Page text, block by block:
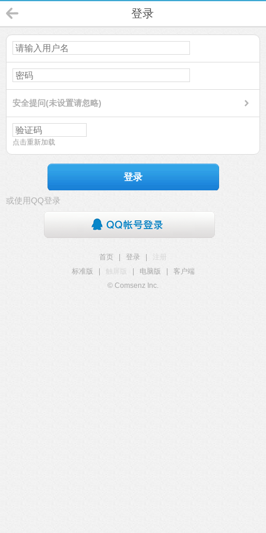
登录
安全提问(未设置请忽略)
点击重新加载
登录
或使用QQ登录
首页 登录
注册
标准版
触屏版 电脑版
客户端
© Comsenz Inc.